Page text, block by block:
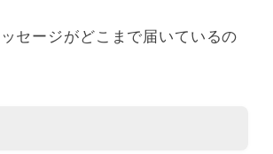
セージがどこまで届いているの